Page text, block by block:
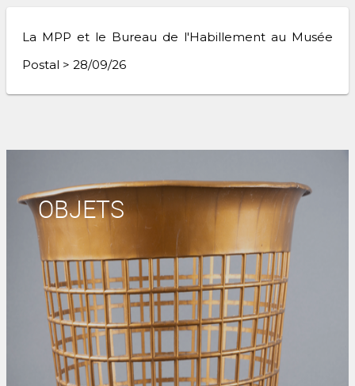
La MPP et le Bureau de l'Habillement au Musée
Postal > 28/09/26
OBJETS